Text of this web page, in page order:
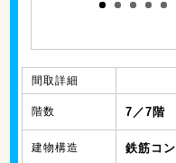
間取詳細
階数 7／7階
建物構造 鉄筋コン